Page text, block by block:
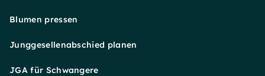
Blumen pressen
Junggesellenabschied planen
JGA für Schwangere